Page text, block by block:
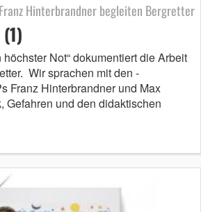
Hinterbrandner begleiten Bergretter
Not“ dokumentiert die Arbeit
Wir sprachen mit den
Franz Hinterbrandner und Max
Gefahren und den didaktischen